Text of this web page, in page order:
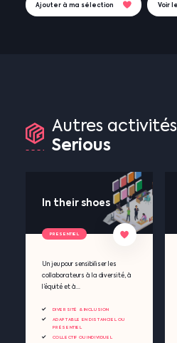
Ajouter à ma sélection Voir
Autres activités
Serious
In their shoes
Un jeu pour sensibiliser les
collaborateurs à la diversité, à
l’équité et à...
DIVERSITÉ & INCLUSION
ADAPTABLE EN DISTANCIEL OU
PRÉSENTIEL
COLLECTIF OU INDIVIDUEL
PRESENTIEL